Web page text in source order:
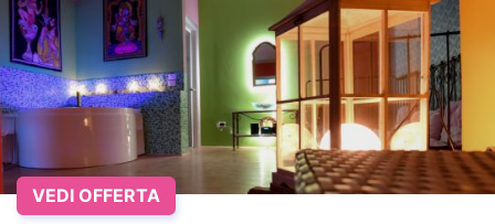
VEDI OFFERTA